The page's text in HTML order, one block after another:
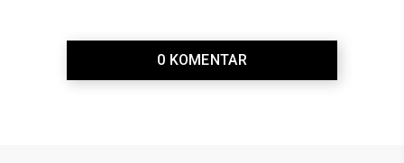
0 KOMENTAR